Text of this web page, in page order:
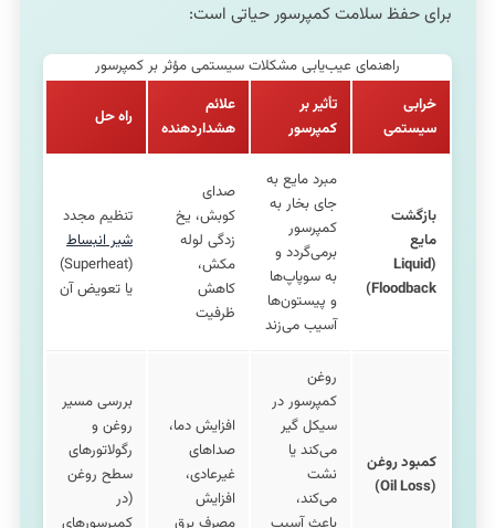
برای حفظ سلامت کمپرسور حیاتی است:
راهنمای عیب‌یابی مشکلات سیستمی مؤثر بر کمپرسور
خرابی
سیستمی
تأثیر بر
کمپرسور
علائم
هشداردهنده
راه حل
بازگشت
مایع
(Liquid
Floodback)
مبرد مایع به
جای بخار به
کمپرسور
برمی‌گردد و
به سوپاپ‌ها
و پیستون‌ها
آسیب می‌زند
صدای
کوبش، یخ
زدگی لوله
مکش،
کاهش
ظرفیت
تنظیم مجدد
شیر انبساط
(Superheat)
یا تعویض آن
کمبود روغن
(Oil Loss)
روغن
کمپرسور در
سیکل گیر
می‌کند یا
نشت
می‌کند،
افزایش دما،
صداهای
غیرعادی،
افزایش
بررسی مسیر
روغن و
رگولاتورهای
سطح روغن
(در